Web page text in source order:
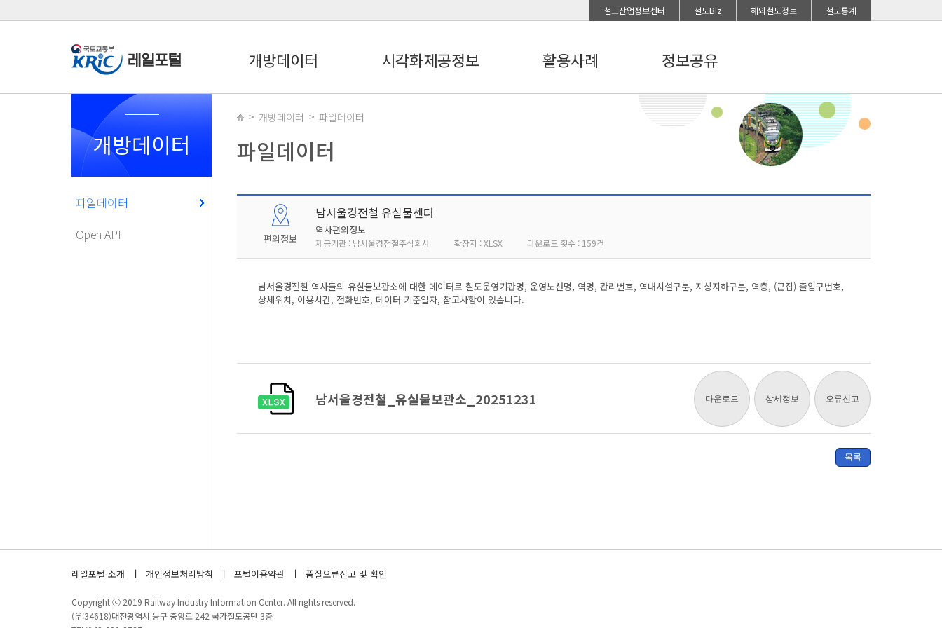
철도산업정보센터 철도Biz 해외철도정보 철도통계
개방데이터 시각화제공정보 활용사례 정보공유
개방데이터
파일데이터
Open API
개방데이터 파일데이터
파일데이터
편의정보
남서울경전철 유실물센터
역사편의정보
제공기관 : 남서울경전철주식회사 확장자 : XLSX 다운로드 횟수 : 159건
남서울경전철 역사들의 유실물보관소에 대한 데이터로 철도운영기관명, 운영노선명, 역명, 관리번호, 역내시설구분, 지상지하구분, 역층, (근접) 출입구번호,
상세위치, 이용시간, 전화번호, 데이터 기준일자, 참고사항이 있습니다.
남서울경전철_유실물보관소_20251231 다운로드 상세정보 오류신고
목록
레일포털 소개 개인정보처리방침 포털이용약관 품질오류신고 및 확인
Copyright ⓒ 2019 Railway Industry Information Center. All rights reserved.
(우:34618)대전광역시 동구 중앙로 242 국가철도공단 3층